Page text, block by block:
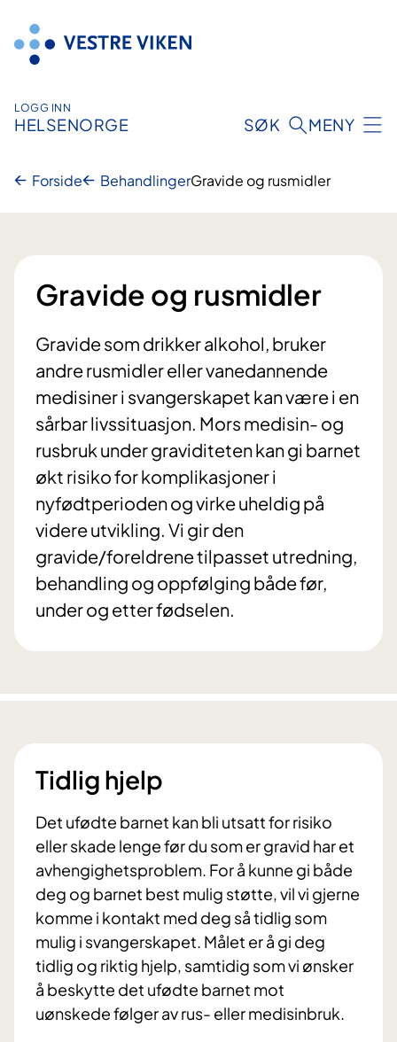
innhold
LOGG INN
HELSENORGE SØK MENY
Forside BehandlingerGravide og rusmidler
Gravide og rusmidler
Gravide som drikker alkohol, bruker
andre rusmidler eller vanedannende
medisiner i svangerskapet kan være i en
sårbar livssituasjon. Mors medisin- og
rusbruk under graviditeten kan gi barnet
økt risiko for komplikasjoner i
nyfødtperioden og virke uheldig på
videre utvikling. Vi gir den
gravide/foreldrene tilpasset utredning,
behandling og oppfølging både før,
under og etter fødselen.
Tidlig hjelp
Det ufødte barnet kan bli utsatt for risiko
eller skade lenge før du som er gravid har et
avhengighetsproblem. For å kunne gi både
deg og barnet best mulig støtte, vil vi gjerne
komme i kontakt med deg så tidlig som
mulig i svangerskapet. Målet er å gi deg
tidlig og riktig hjelp, samtidig som vi ønsker
å beskytte det ufødte barnet mot
uønskede følger av rus- eller medisinbruk.